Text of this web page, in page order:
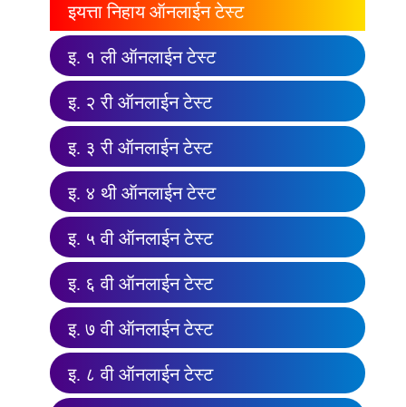
इयत्ता निहाय ऑनलाईन टेस्ट
इ. १ ली ऑनलाईन टेस्ट
इ. २ री ऑनलाईन टेस्ट
इ. ३ री ऑनलाईन टेस्ट
इ. ४ थी ऑनलाईन टेस्ट
इ. ५ वी ऑनलाईन टेस्ट
इ. ६ वी ऑनलाईन टेस्ट
इ. ७ वी ऑनलाईन टेस्ट
इ. ८ वी ऑनलाईन टेस्ट